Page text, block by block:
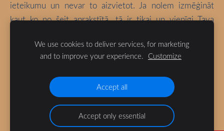
ieteikumu un nevar to aizvietot. Ja nolem izmēģināt
kaut ko no šeit aprakstītā, tā ir tikai un vienīgi Tava
Blogā izmantotas bloga autores fotogrāfijas (ja vien nav
norādīts citādi).
We use cookies to deliver services, for marketing
and to improve your experience. Customize
Accept all
Accept only essential